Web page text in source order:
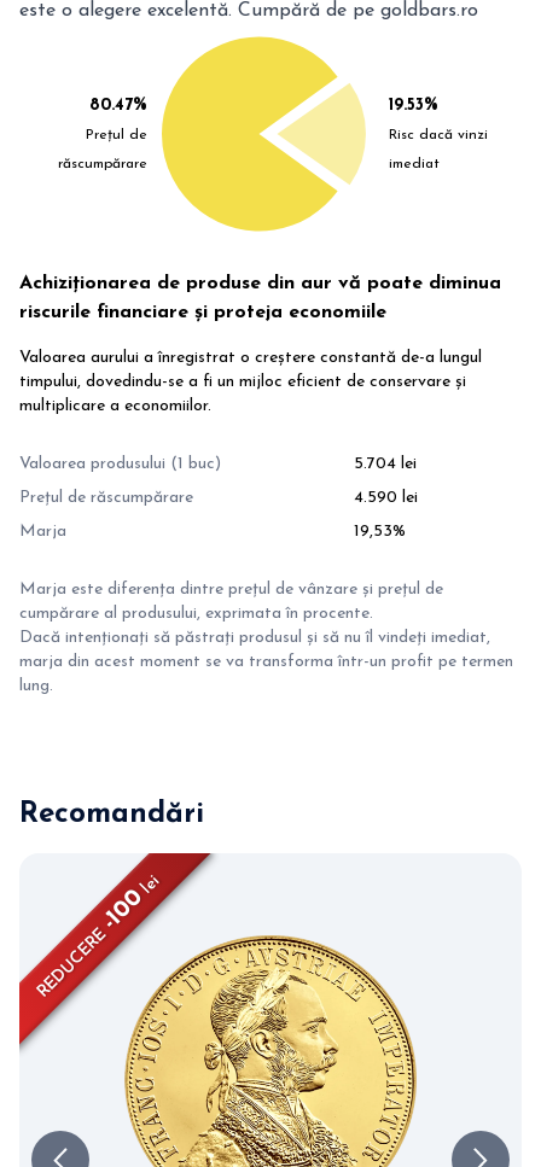
este o alegere excelentă. Cumpără de pe goldbars.ro
80.47%
Prețul de
răscumpărare
19.53%
Risc dacă vinzi
imediat
Achiziționarea de produse din aur vă poate diminua
riscurile financiare și proteja economiile
Valoarea aurului a înregistrat o creștere constantă de-a lungul
timpului, dovedindu-se a fi un mijloc eficient de conservare și
multiplicare a economiilor.
Valoarea produsului (1 buc)
5.704 lei
Prețul de răscumpărare
4.590 lei
Marja
19,53%
Marja este diferența dintre prețul de vânzare și prețul de
cumpărare al produsului, exprimata în procente.
Dacă intenționați să păstrați produsul și să nu îl vindeți imediat,
marja din acest moment se va transforma într-un profit pe termen
lung.
Recomandări
REDUCERE
-100
lei